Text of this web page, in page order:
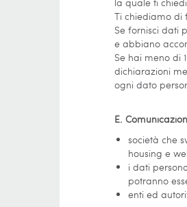
Ti chiediamo di
Se fornisci dati
e abbiano
Se hai meno di
dichiarazioni
ogni dato
E.
società che
housing e
i dati
potranno
enti ed